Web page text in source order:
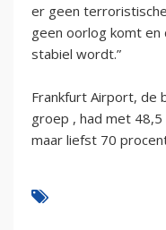
er geen
geen oorlog komt
stabiel wordt.”
Frankfurt Airport, de
groep , had met
maar liefst 70